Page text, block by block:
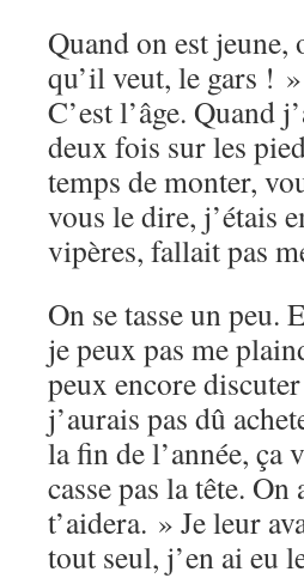
Quand on est
qu’il veut, le gars !
C’est l’âge. Quand
deux fois sur les
temps de monter,
vous le dire, j’étais
vipères, fallait pas
On se tasse un peu.
je peux pas me
peux encore
j’aurais pas dû
la fin de l’année,
casse pas la tête.
t’aidera. » Je leur
tout seul, j’en ai eu